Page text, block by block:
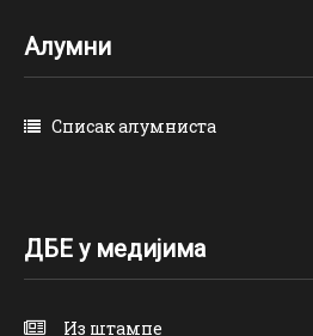
Алумни
Списак алумниста
ДБЕ у медијима
Из штампе